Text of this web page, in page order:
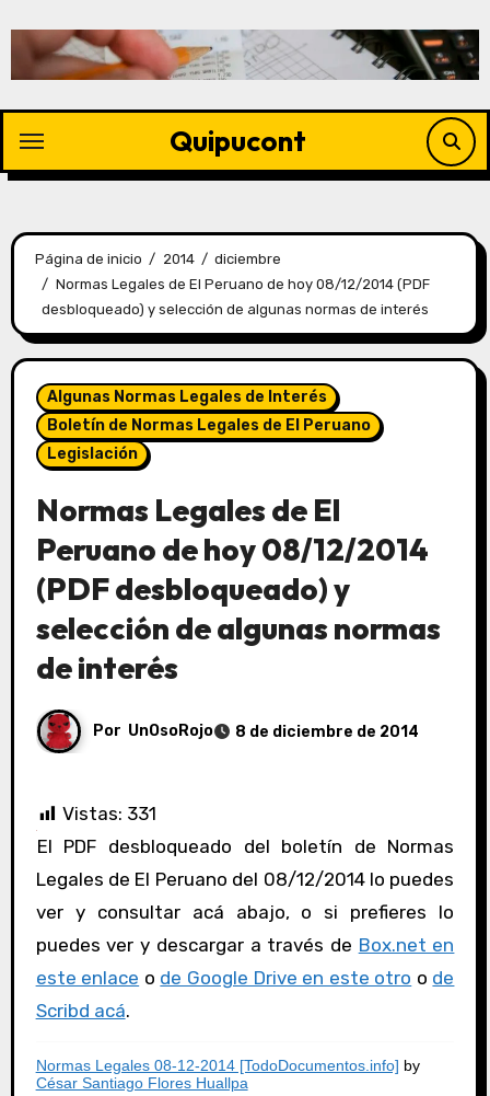
Quipucont
Página de inicio 2014
diciembre
Normas Legales de El Peruano de hoy 08/12/2014 (PDF
desbloqueado) y selección de algunas normas de interés
Algunas Normas Legales de Interés
Boletín de Normas Legales de El Peruano
Legislación
Normas Legales de El
Peruano de hoy 08/12/2014
(PDF desbloqueado) y
selección de algunas normas
de interés
Por UnOsoRojo 8 de diciembre de 2014
Vistas: 331
El PDF desbloqueado del boletín de Normas
Legales de El Peruano del 08/12/2014 lo puedes
ver y consultar acá abajo, o si prefieres lo
puedes ver y descargar a través de Box.net en
este enlace o de Google Drive en este otro o de
Scribd acá.
Normas Legales 08-12-2014 [TodoDocumentos.info] by
César Santiago Flores Huallpa